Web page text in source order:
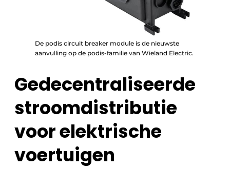
De podis circuit breaker module is de nieuwste
aanvulling op de podis-familie van Wieland Electric.
Gedecentraliseerde
stroomdistributie
voor elektrische
voertuigen